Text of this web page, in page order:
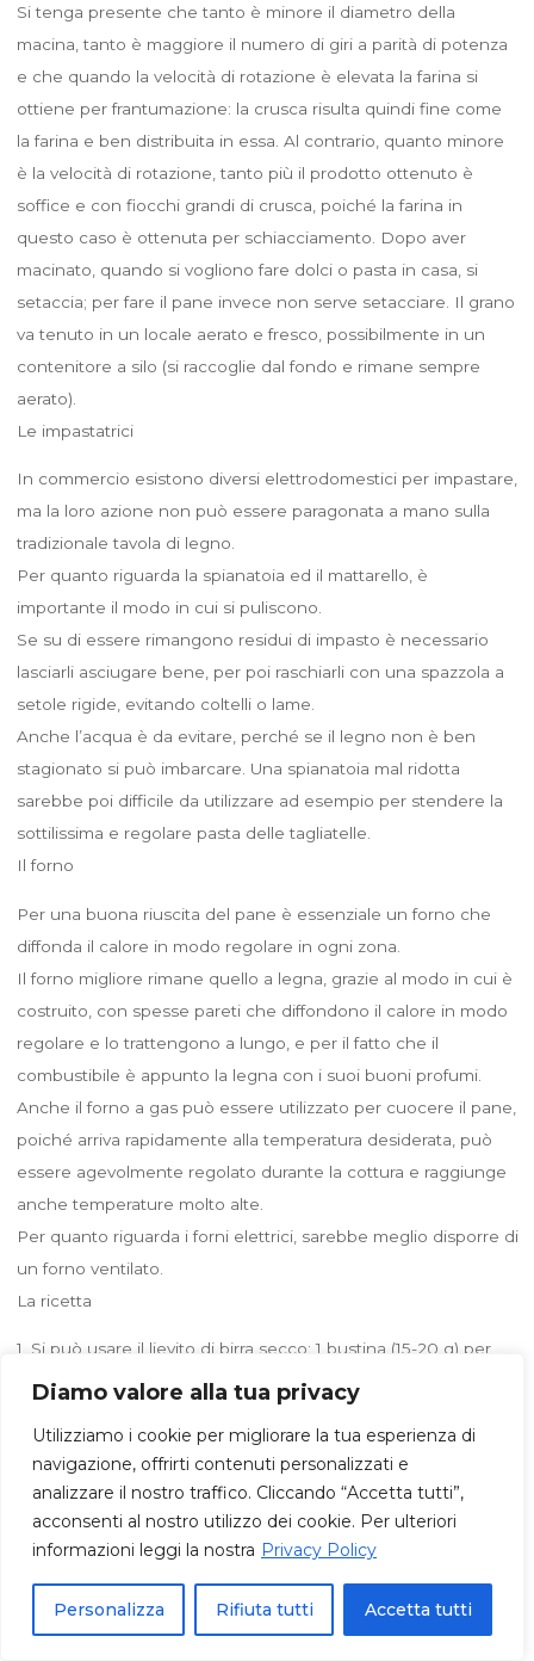
Diamo valore alla tua privacy
Utilizziamo i cookie per migliorare la tua esperienza di
navigazione, offrirti contenuti personalizzati e
analizzare il nostro traffico. Cliccando “Accetta tutti”,
acconsenti al nostro utilizzo dei cookie. Per ulteriori
informazioni leggi la nostra Privacy Policy
Personalizza Rifiuta tutti Accetta tutti
Si tenga presente che tanto è minore il diametro della
macina, tanto è maggiore il numero di giri a parità di potenza
e che quando la velocità di rotazione è elevata la farina si
ottiene per frantumazione: la crusca risulta quindi fine come
la farina e ben distribuita in essa. Al contrario, quanto minore
è la velocità di rotazione, tanto più il prodotto ottenuto è
soffice e con fiocchi grandi di crusca, poiché la farina in
questo caso è ottenuta per schiacciamento. Dopo aver
macinato, quando si vogliono fare dolci o pasta in casa, si
setaccia; per fare il pane invece non serve setacciare. Il grano
va tenuto in un locale aerato e fresco, possibilmente in un
contenitore a silo (si raccoglie dal fondo e rimane sempre
aerato).
Le impastatrici
In commercio esistono diversi elettrodomestici per impastare,
ma la loro azione non può essere paragonata a mano sulla
tradizionale tavola di legno.
Per quanto riguarda la spianatoia ed il mattarello, è
importante il modo in cui si puliscono.
Se su di essere rimangono residui di impasto è necessario
lasciarli asciugare bene, per poi raschiarli con una spazzola a
setole rigide, evitando coltelli o lame.
Anche l’acqua è da evitare, perché se il legno non è ben
stagionato si può imbarcare. Una spianatoia mal ridotta
sarebbe poi difficile da utilizzare ad esempio per stendere la
sottilissima e regolare pasta delle tagliatelle.
Il forno
Per una buona riuscita del pane è essenziale un forno che
diffonda il calore in modo regolare in ogni zona.
Il forno migliore rimane quello a legna, grazie al modo in cui è
costruito, con spesse pareti che diffondono il calore in modo
regolare e lo trattengono a lungo, e per il fatto che il
combustibile è appunto la legna con i suoi buoni profumi.
Anche il forno a gas può essere utilizzato per cuocere il pane,
poiché arriva rapidamente alla temperatura desiderata, può
essere agevolmente regolato durante la cottura e raggiunge
anche temperature molto alte.
Per quanto riguarda i forni elettrici, sarebbe meglio disporre di
un forno ventilato.
La ricetta
1. Si può usare il lievito di birra secco: 1 bustina (15-20 g) per
500-1000 g di farina (tenendo presente che usando farina
aggiunge mezzo cucchiaino di zucchero di canna oppure un
cucchiaino di miele o di malto (per favorire la lievitazione),
lascia poi riposare finché produce una bella “schiumetta”.
momento, perché mantiene tutte le proprietà (infatti
impoverisce già dopo una settimana), aggiungendo